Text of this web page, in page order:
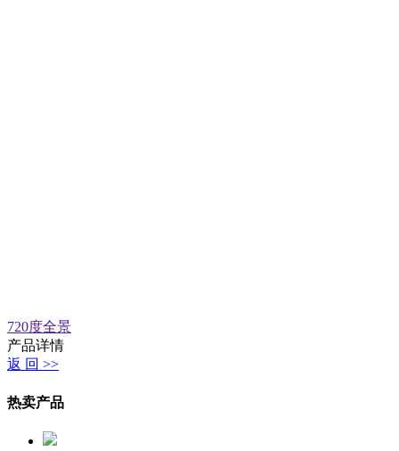
720度全景
产品详情
返 回 >>
热卖产品